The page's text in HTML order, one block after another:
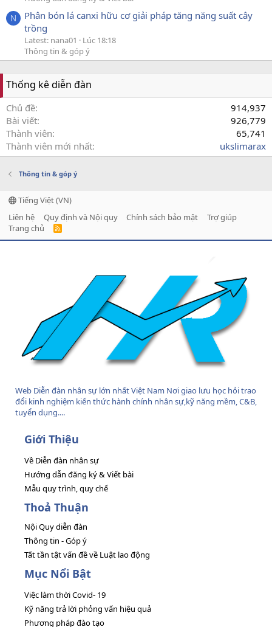
N
Phân bón lá canxi hữu cơ giải pháp tăng năng suất cây
trồng
Latest: nana01
Lúc 18:18
Thông tin & góp ý
Thống kê diễn đàn
Chủ đề
914,937
Bài viết
926,779
Thành viên
65,741
Thành viên mới nhất
ukslimarax
Thông tin & góp ý
Tiếng Việt (VN)
Liên hệ
Quy định và Nội quy Chính sách bảo mật
Trợ giúp
Trang chủ
R
Web Diễn đàn nhân sự lớn nhất Việt Nam Nơi giao lưu học hỏi trao
đổi kinh nghiệm kiến thức hành chính nhân sự,kỹ năng mềm, C&B,
tuyển dụng....
Giới Thiệu
Về Diễn đàn nhân sự
Hướng dẫn đăng ký & Viết bài
Mẫu quy trình, quy chế
Thoả Thuận
Nội Quy diễn đàn
Thông tin - Góp ý
Tất tần tật vấn đề về Luật lao động
Mục Nổi Bật
Việc làm thời Covid- 19
Kỹ năng trả lời phỏng vấn hiệu quả
Phương pháp đào tạo